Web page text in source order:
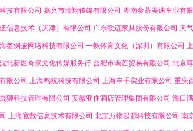
技有限公司 嘉兴市瑞翔传媒有限公司 湖南金茶美迪车业有
信息技术（天津）有限公司 广东欧迈家具股份有限公司 天
签例逡网络科技有限公司 一帜体育文化（深圳）有限公司
北新区奇景文化传媒服务行 合肥市谯芒贸易有限公司 北京
限公司 上海鸣杭科技有限公司 上海丰千实业有限公司 重庆
狮科技管理有限公司 安徽亚住酒店管理集团有限公司 海口
上海宽数信息技术有限公司 北京万物起源科技有限公司 南